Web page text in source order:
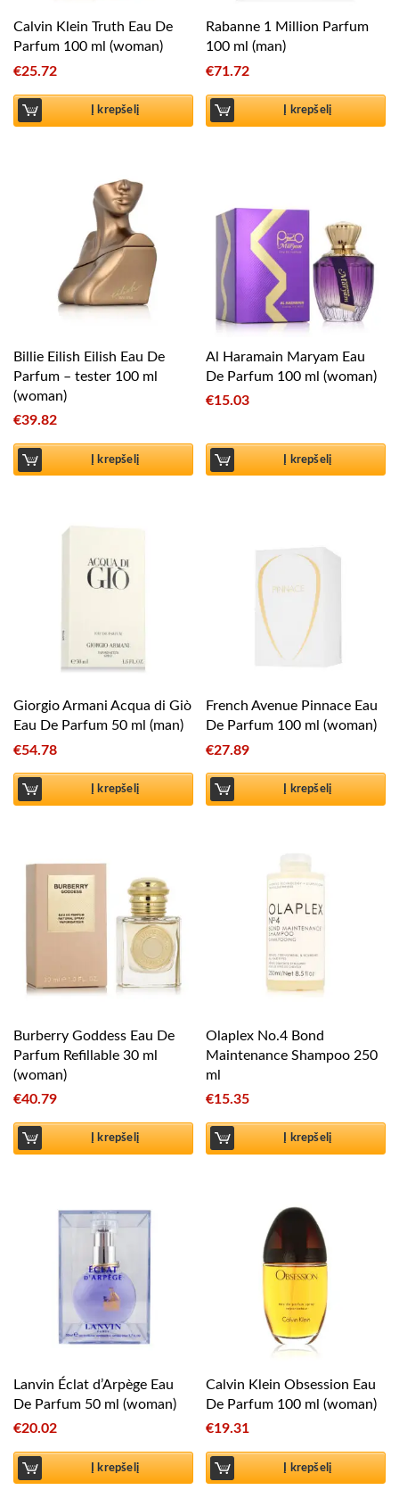
Calvin Klein Truth Eau De
Parfum 100 ml (woman)
€25.72
Į krepšelį
Rabanne 1 Million Parfum
100 ml (man)
€71.72
Į krepšelį
Billie Eilish Eilish Eau De
Parfum – tester 100 ml
(woman)
€39.82
Į krepšelį
Al Haramain Maryam Eau
De Parfum 100 ml (woman)
€15.03
Į krepšelį
Giorgio Armani Acqua di Giò
Eau De Parfum 50 ml (man)
€54.78
Į krepšelį
French Avenue Pinnace Eau
De Parfum 100 ml (woman)
€27.89
Į krepšelį
Burberry Goddess Eau De
Parfum Refillable 30 ml
(woman)
€40.79
Į krepšelį
Olaplex No.4 Bond
Maintenance Shampoo 250
ml
€15.35
Į krepšelį
Lanvin Éclat d’Arpège Eau
De Parfum 50 ml (woman)
€20.02
Į krepšelį
Calvin Klein Obsession Eau
De Parfum 100 ml (woman)
€19.31
Į krepšelį